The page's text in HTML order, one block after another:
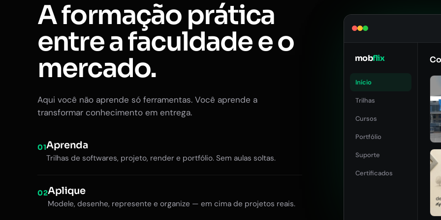
A formação prática
entre a faculdade e o
mercado.
Aqui você não aprende só ferramentas. Você aprende a
transformar conhecimento em entrega.
01Aprenda
Trilhas de softwares, projeto, render e portfólio. Sem aulas soltas.
02Aplique
Modele, desenhe, represente e organize — em cima de projetos reais.
mobflix
Início
Trilhas
Cursos
Portfólio
Suporte
Certificados